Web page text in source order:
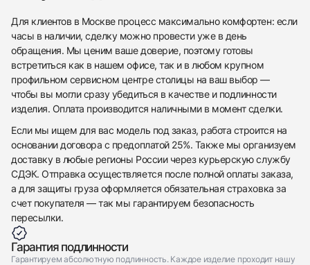
Для клиентов в Москве процесс максимально комфортен: если
часы в наличии, сделку можно провести уже в день
обращения. Мы ценим ваше доверие, поэтому готовы
встретиться как в нашем офисе, так и в любом крупном
профильном сервисном центре столицы на ваш выбор —
чтобы вы могли сразу убедиться в качестве и подлинности
изделия. Оплата производится наличными в момент сделки.
Если мы ищем для вас модель под заказ, работа строится на
основании договора с предоплатой 25%. Также мы организуем
доставку в любые регионы России через курьерскую службу
СДЭК. Отправка осуществляется после полной оплаты заказа,
а для защиты груза оформляется обязательная страховка за
счет покупателя — так мы гарантируем безопасность
пересылки.
Гарантия подлинности
Гарантируем абсолютную подлинность. Каждое изделие проходит нашу